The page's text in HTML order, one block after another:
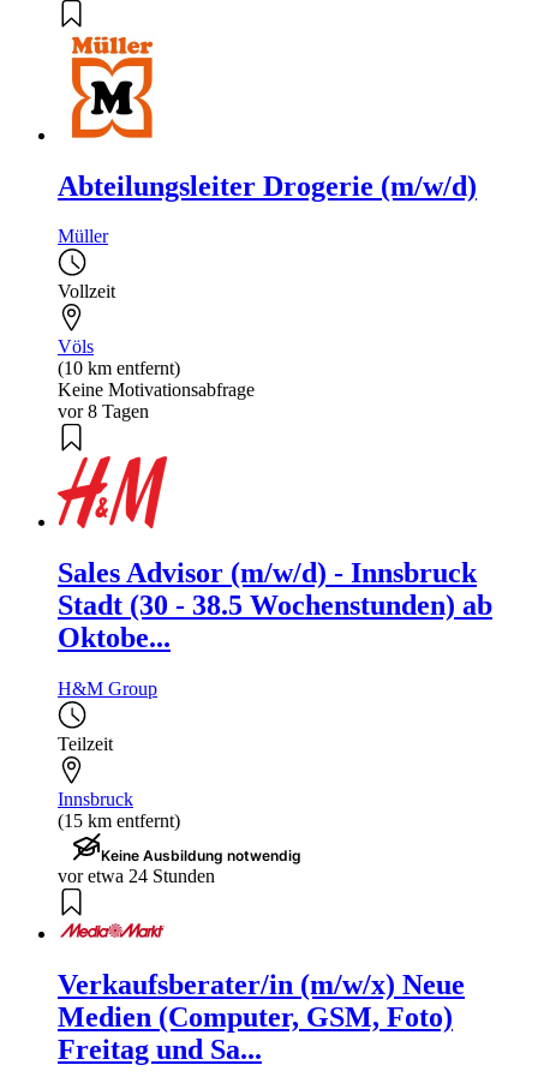
Abteilungsleiter Drogerie (m/w/d)
Müller
Vollzeit
Völs
(10 km entfernt)
Keine Motivationsabfrage
vor 8 Tagen
Sales Advisor (m/w/d) - Innsbruck
Stadt (30 - 38.5 Wochenstunden) ab
Oktobe...
H&M Group
Teilzeit
Innsbruck
(15 km entfernt)
Keine Ausbildung notwendig
vor etwa 24 Stunden
Verkaufsberater/in (m/w/x) Neue
Medien (Computer, GSM, Foto)
Freitag und Sa...